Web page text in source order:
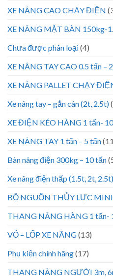
XE NÂNG CAO CHẠY ĐIỆN
XE NÂNG MẶT BÀN 150kg-
Chưa được phân loại(4)
XE NÂNG TAY CAO 0.5 tấn –
XE NÂNG PALLET CHẠY
Xe nâng tay – gắn cân (2t, 2.5t)
XE ĐIỆN KÉO HÀNG 1 tấn-
XE NÂNG TAY 1 tấn – 5 tấn
Bàn nâng điện 300kg – 10 tấn
Xe nâng điện thấp (1.5t, 2t, 2.5t)
BỘ NGUỒN THỦY LỰC MINI
THANG NÂNG HÀNG 1 tấn-
VỎ – LỐP XE NÂNG(13)
Phụ kiện chính hãng(17)
THANG NÂNG NGƯỜI 3m,